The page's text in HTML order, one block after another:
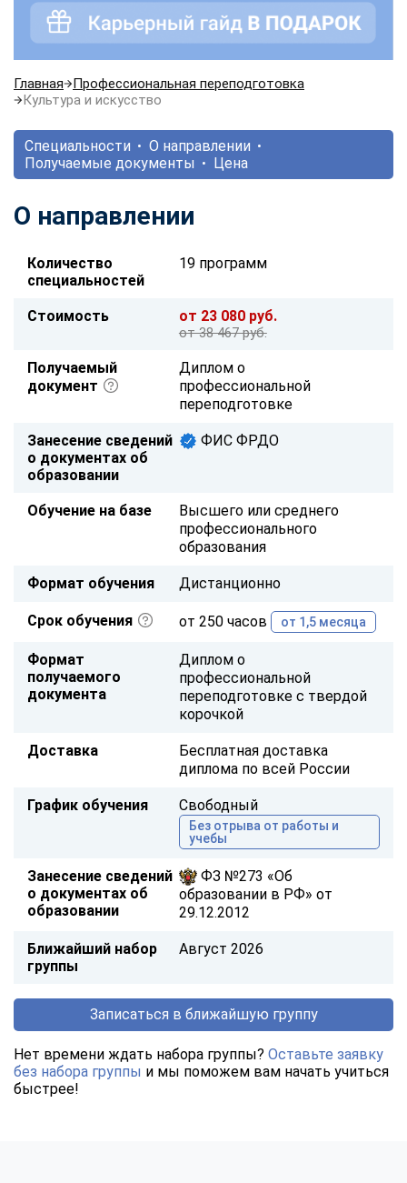
Главная
Профессиональная переподготовка
Культура и искусство
Специальности
О направлении
Получаемые документы
Цена
О направлении
Количество
специальностей
19 программ
Стоимость от 23 080 руб.
от 38 467 руб.
Получаемый
документ
Диплом о
профессиональной
переподготовке
Занесение сведений
о документах об
образовании
ФИС ФРДО
Обучение на базе
Высшего или среднего
профессионального
образования
Формат обучения Дистанционно
Срок обучения от 250 часов от 1,5 месяца
Формат
получаемого
документа
Диплом о
профессиональной
переподготовке с твердой
корочкой
Доставка
Бесплатная доставка
диплома по всей России
График обучения Свободный
Без отрыва от работы и
учебы
Занесение сведений
о документах об
образовании
ФЗ №273 «Об
образовании в РФ» от
29.12.2012
Ближайший набор
группы
Август 2026
Записаться в ближайшую группу
Нет времени ждать набора группы? Оставьте заявку
без набора группы и мы поможем вам начать учиться
быстрее!